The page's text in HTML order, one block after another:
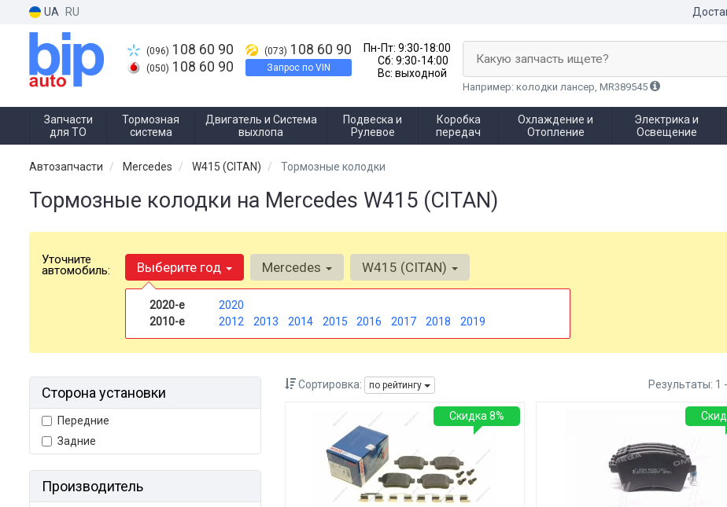
UA RU
(096) 108 60 90
(050) 108 60 90
(073) 108 60 90
Запрос по VIN
Пн-Пт: 9:30-18:00
Сб: 9:30-14:00
Вс: выходной
Какую запчасть ищете?
Например: колодки лансер, MR389545
Запчасти
для ТО
Тормозная
система
Двигатель и Система
выхлопа
Подвеска и
Рулевое
Коробка
передач
Охлаждение и
Отопление
Электрика и
Освещение
Автозапчасти Mercedes W415 (CITAN) Тормозные колодки
Тормозные колодки на Mercedes W415 (CITAN)
Уточните
автомобиль: Выберите год
2020-е
2020
2010-е
2012 2013 2014 2015 2016 2017 2018 2019
Mercedes W415 (CITAN)
Сторона установки
Передние
Задние
Производитель
Сортировка: по рейтингу Результаты: 1
Скидка 8%